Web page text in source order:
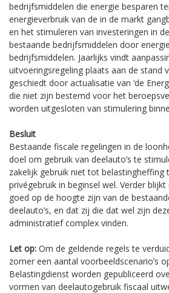
bedrijfsmiddelen die energie besparen
energieverbruik van de in de markt
en het stimuleren van investeringen in
bestaande bedrijfsmiddelen door
bedrijfsmiddelen. Jaarlijks vindt
uitvoeringsregeling plaats aan de stand
geschiedt door actualisatie van ‘de
die niet zijn bestemd voor het
worden uitgesloten van stimulering
Besluit
Bestaande fiscale regelingen in de
doel om gebruik van deelauto’s te
zakelijk gebruik niet tot belastingheffing
privégebruik in beginsel wel. Verder
goed op de hoogte zijn van de
deelauto’s, en dat zij die dat wel zijn
administratief complex vinden.
Let op: Om de geldende regels te
zomer een aantal voorbeeldscenario’s
Belastingdienst worden gepubliceerd
vormen van deelautogebruik fiscaal